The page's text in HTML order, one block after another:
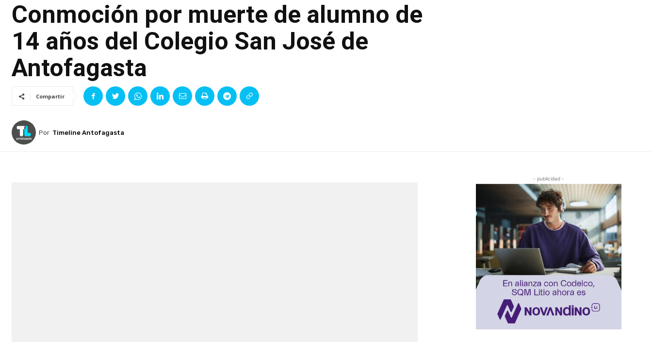
Conmoción por muerte de alumno de
14 años del Colegio San José de
Antofagasta
Compartir
Por Timeline Antofagasta
- publicidad -